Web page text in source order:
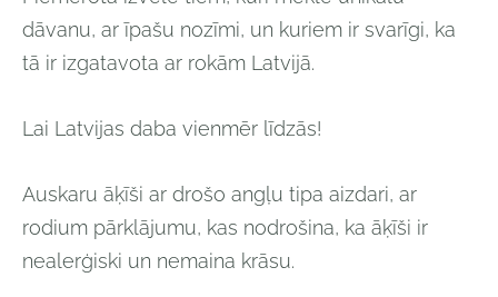
dāvanu, ar īpašu nozīmi, un kuriem ir svarīgi, ka
tā ir izgatavota ar rokām Latvijā.
Lai Latvijas daba vienmēr līdzās!
Auskaru āķīši ar drošo angļu tipa aizdari, ar
rodium pārklājumu, kas nodrošina, ka āķīši ir
nealerģiski un nemaina krāsu.